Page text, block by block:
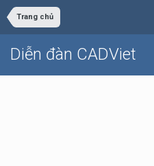
Trang chủ
Diễn đàn CADViet